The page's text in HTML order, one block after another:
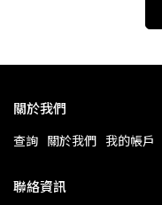
關於我們
查詢 關於我們 我的帳戶
聯絡資訊